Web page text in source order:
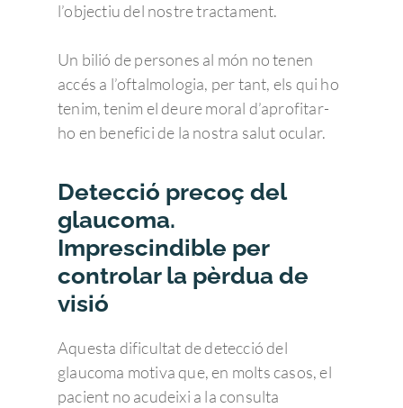
l’objectiu del nostre tractament.
Un bilió de persones al món no tenen
accés a l’oftalmologia, per tant, els qui ho
tenim, tenim el deure moral d’aprofitar-
ho en benefici de la nostra salut ocular.
Detecció precoç del
glaucoma.
Imprescindible per
controlar la pèrdua de
visió
Aquesta dificultat de detecció del
glaucoma motiva que, en molts casos, el
pacient no acudeixi a la consulta